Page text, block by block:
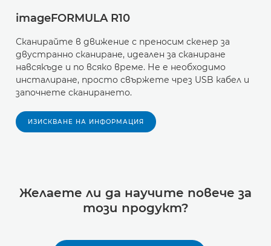
imageFORMULA R10
Сканирайте в движение с преносим скенер за
двустранно сканиране, идеален за сканиране
навсякъде и по всяко време. Не е необходимо
инсталиране, просто свържете чрез USB кабел и
започнете сканирането.
ИЗИСКВАНЕ НА ИНФОРМАЦИЯ
Желаете ли да научите повече за
този продукт?